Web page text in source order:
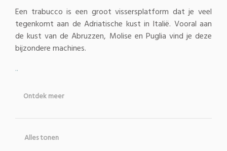
Een trabucco is een groot vissersplatform dat je veel
tegenkomt aan de Adriatische kust in Italië. Vooral aan
de kust van de Abruzzen, Molise en Puglia vind je deze
bijzondere machines.
..
Ontdek meer
Alles tonen